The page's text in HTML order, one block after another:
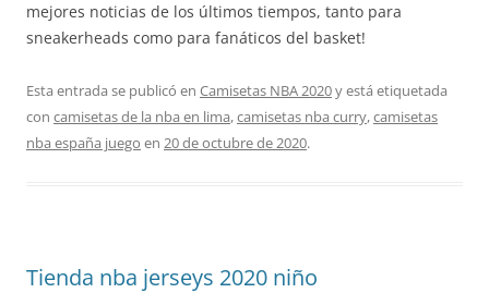
mejores noticias de los últimos tiempos, tanto para
sneakerheads como para fanáticos del basket!
Esta entrada se publicó en Camisetas NBA 2020y está etiquetada
con camisetas de la nba en lima,camisetas nba curry,camisetas
nba españa juego en 20 de octubre de 2020.
Tienda nba jerseys 2020 niño